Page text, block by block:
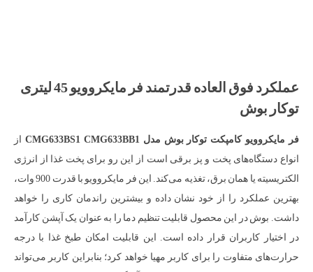
عملکرد فوق العاده قدرتمند فر مایکروویو 45 لیتری
توکار بوش
فر مایکروویو کامپکت توکار بوش مدل CMG633BS1 CMG633BB1
از
انواع دستگاه‌های پخت و پز برقی است از این رو برای پخت غذا از انرژی
الکتریسیته یا همان برق، تغذیه می‌کند. این فر مایکروویو با قدرت 900 وات،
بهترین عملکرد را از خود نشان داده و بیشترین راندمان کاری را خواهد
داشت. بوش در این محصول قابلیت تنظیم دما را به عنوان یک آپشن کارآمد
در اختیار کاربران قرار داده است. این قابلیت امکان طبخ غذا با درجه
حرارت‌های متفاوت را برای کاربر مهیا خواهد کرد؛ بنابراین کاربر می‌تواند